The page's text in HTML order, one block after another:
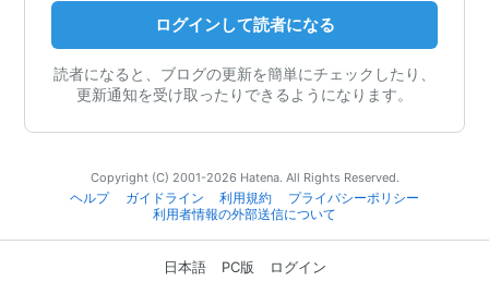
ログインして読者になる
読者になると、ブログの更新を簡単にチェックしたり、
更新通知を受け取ったりできるようになります。
Copyright (C) 2001-2026 Hatena. All Rights Reserved.
ヘルプ
ガイドライン 利用規約
プライバシーポリシー
利用者情報の外部送信について
日本語 PC版 ログイン